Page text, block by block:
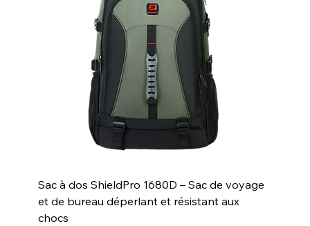
Sac à dos ShieldPro 1680D – Sac de voyage
et de bureau déperlant et résistant aux
chocs